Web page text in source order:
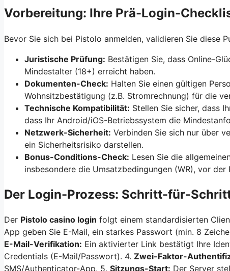
Vorbereitung: Ihre Prä-Login-
Bevor Sie sich bei Pistolo anmelden, validieren Sie diese
Juristische Prüfung: Bestätigen Sie, dass Online-
Mindestalter (18+) erreicht haben.
Dokumenten-Check: Halten Sie einen gültigen
Wohnsitzbestätigung (z.B. Stromrechnung) für die
Technische Kompatibilität: Stellen Sie sicher, dass
dass Ihr Android/iOS-Betriebssystem die
Netzwerk-Sicherheit: Verbinden Sie sich nur über
ein Sicherheitsrisiko darstellen.
Bonus-Conditions-Check: Lesen Sie die
insbesondere die Umsatzbedingungen (WR), vor der
Der Login-Prozess: Schritt-für-
Der Pistolo casino login folgt einem standardisierten
App geben Sie E-Mail, ein starkes Passwort (min. 8
E-Mail-Verifikation: Ein aktivierter Link bestätigt Ihre
Credentials (E-Mail/Passwort). 4. Zwei-Faktor-
SMS/Authenticator-App. 5. Sitzungs-Start: Der Server